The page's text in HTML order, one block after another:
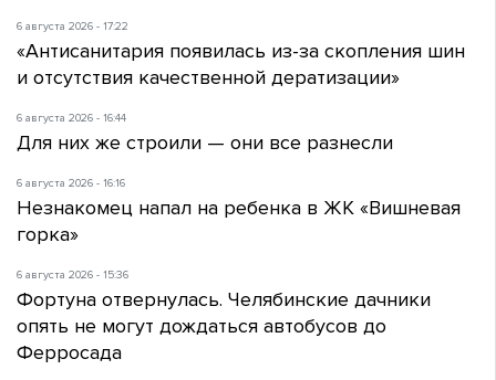
6 августа 2026 - 17:22
«Антисанитария появилась из-за скопления шин
и отсутствия качественной дератизации»
6 августа 2026 - 16:44
Для них же строили — они все разнесли
6 августа 2026 - 16:16
Незнакомец напал на ребенка в ЖК «Вишневая
горка»
6 августа 2026 - 15:36
Фортуна отвернулась. Челябинские дачники
опять не могут дождаться автобусов до
Ферросада